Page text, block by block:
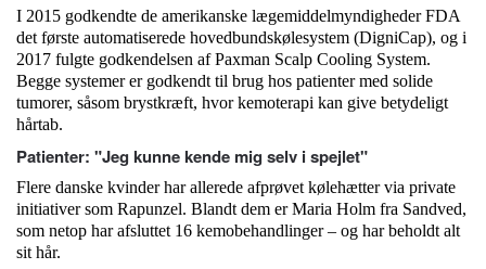
I 2015 godkendte de amerikanske lægemiddelmyndigheder FDA
det første automatiserede hovedbundskølesystem (DigniCap), og i
2017 fulgte godkendelsen af Paxman Scalp Cooling System.
Begge systemer er godkendt til brug hos patienter med solide
tumorer, såsom brystkræft, hvor kemoterapi kan give betydeligt
hårtab.
Patienter: "Jeg kunne kende mig selv i spejlet"
Flere danske kvinder har allerede afprøvet kølehætter via private
initiativer som Rapunzel. Blandt dem er Maria Holm fra Sandved,
som netop har afsluttet 16 kemobehandlinger – og har beholdt alt
sit hår.